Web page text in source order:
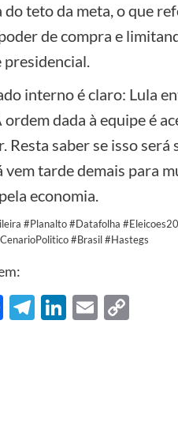
do teto da meta, o que
de compra e
interno é claro: Lula
ordem dada à equipe é
Resta saber se isso
tarde demais para
economia.
#Planalto #Datafolha
#Brasil #Hastegs
Facebook
Telegram
LinkedIn
Email